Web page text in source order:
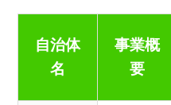
自治体
名
事業概
要